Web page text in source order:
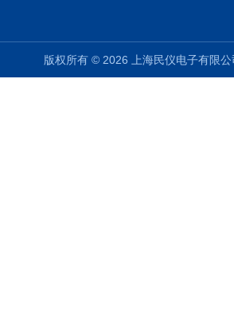
版权所有 © 2026 上海民仪电子有